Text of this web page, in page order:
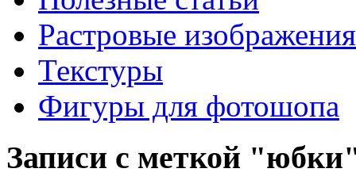
Растровые изображения
Текстуры
Фигуры для фотошопа
Записи с меткой